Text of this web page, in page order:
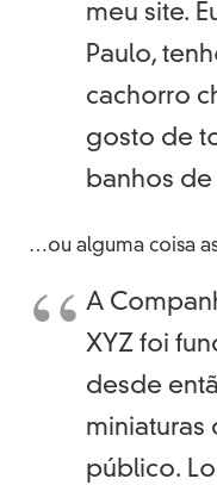
meu site.
Paulo,
cachorro
gosto de
banhos de
…ou alguma coisa
A
XYZ foi
desde
miniaturas
público.